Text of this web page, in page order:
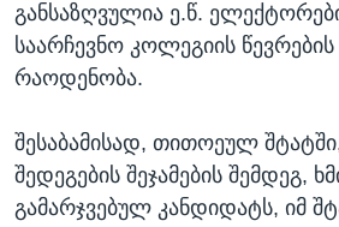
განსაზღვულია ე.წ.
საარჩევნო კოლეგიის
რაოდენობა.
შესაბამისად, თითოეულ
შედეგების შეჯამების შემდეგ,
გამარჯვებულ კანდიდატს, იმ